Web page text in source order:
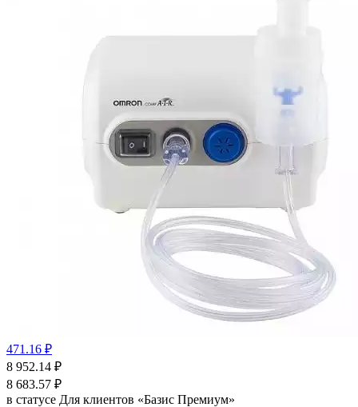
471.16 ₽
8 952.14 ₽
8 683.57 ₽
в статусе Для клиентов «Базис Премиум»